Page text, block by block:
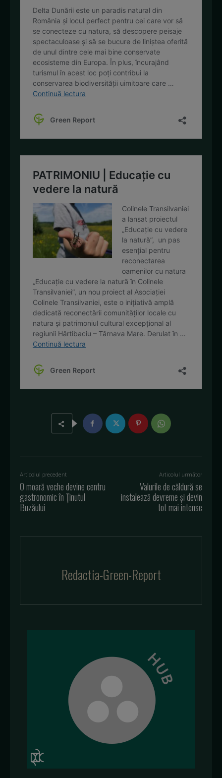
Articolul precedent
O moară veche devine centru
gastronomic în Ținutul
Buzăului
Articolul următor
Valurile de căldură se
instalează devreme și devin
tot mai intense
Redactia-Green-Report